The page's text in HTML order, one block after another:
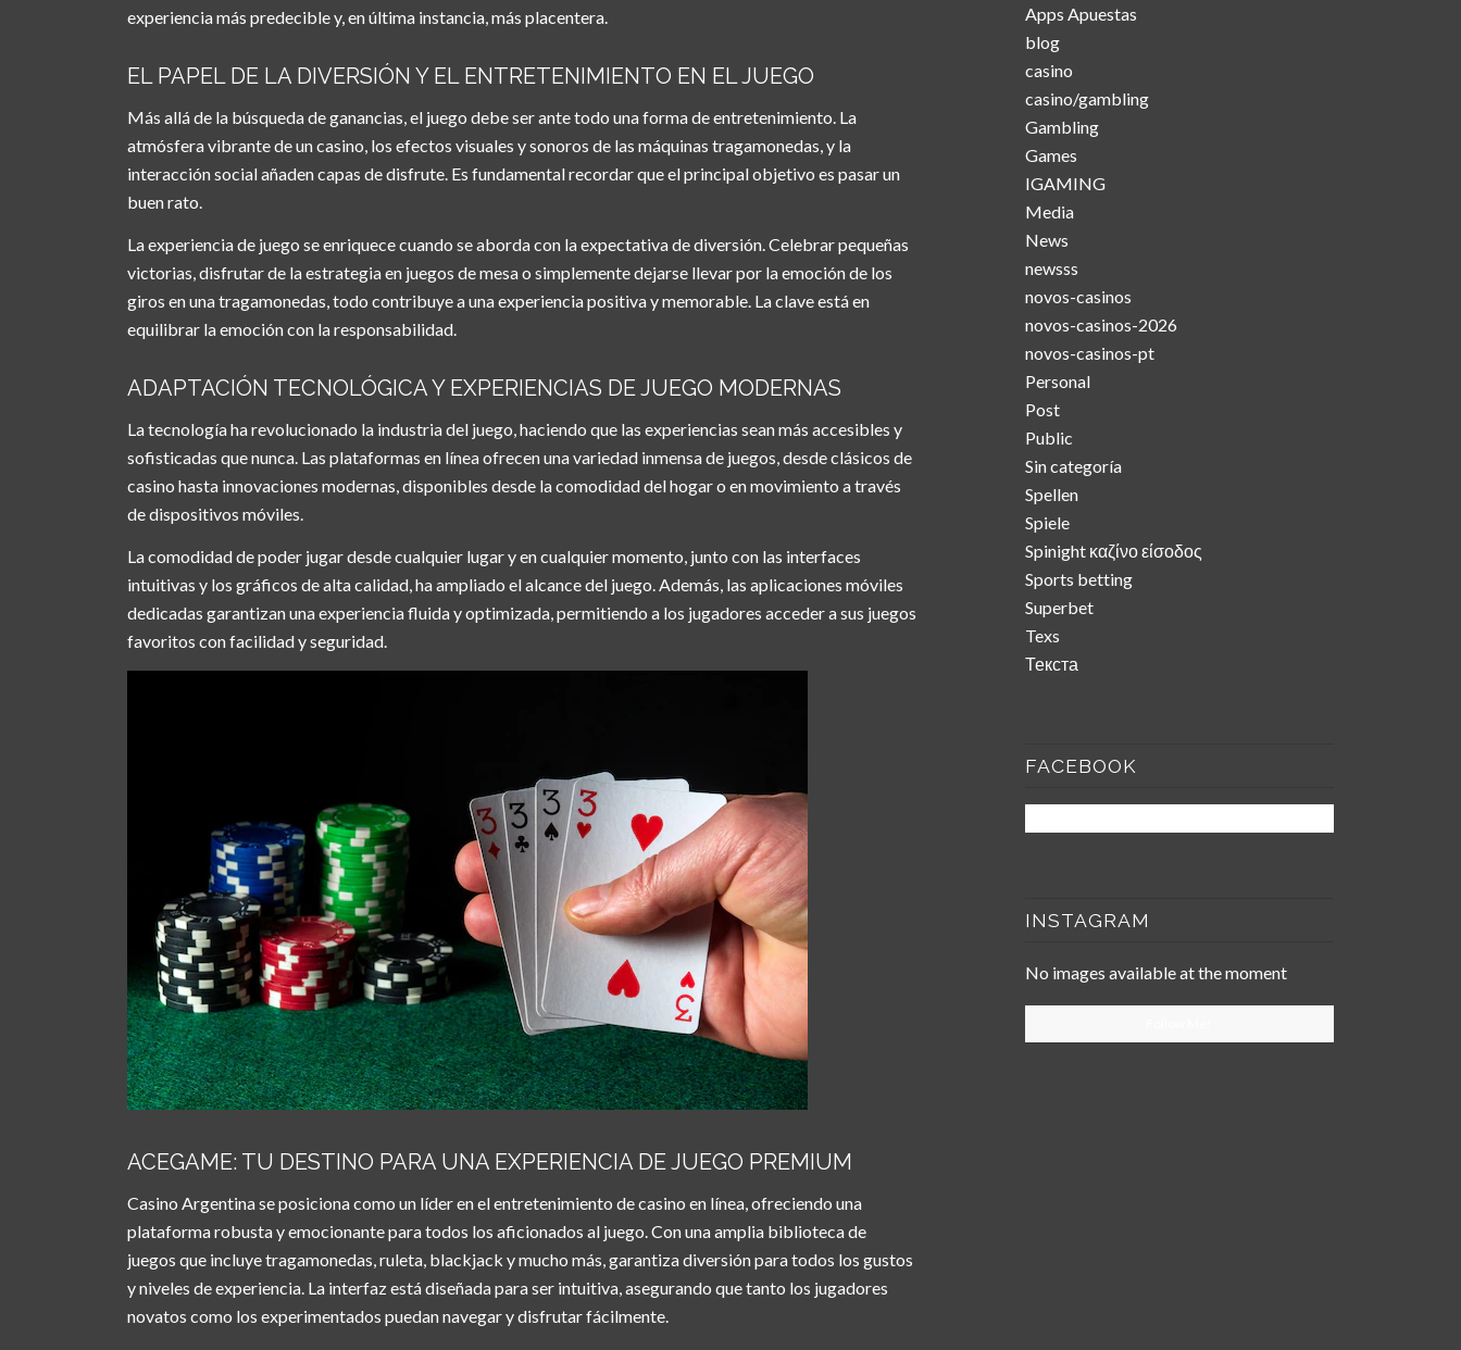
experiencia más predecible y, en última instancia, más placentera.
EL PAPEL DE LA DIVERSIÓN Y EL ENTRETENIMIENTO EN EL JUEGO
Más allá de la búsqueda de ganancias, el juego debe ser ante todo una forma de entretenimiento. La
atmósfera vibrante de un casino, los efectos visuales y sonoros de las máquinas tragamonedas, y la
interacción social añaden capas de disfrute. Es fundamental recordar que el principal objetivo es pasar un
buen rato.
La experiencia de juego se enriquece cuando se aborda con la expectativa de diversión. Celebrar pequeñas
victorias, disfrutar de la estrategia en juegos de mesa o simplemente dejarse llevar por la emoción de los
giros en una tragamonedas, todo contribuye a una experiencia positiva y memorable. La clave está en
equilibrar la emoción con la responsabilidad.
ADAPTACIÓN TECNOLÓGICA Y EXPERIENCIAS DE JUEGO MODERNAS
La tecnología ha revolucionado la industria del juego, haciendo que las experiencias sean más accesibles y
sofisticadas que nunca. Las plataformas en línea ofrecen una variedad inmensa de juegos, desde clásicos de
casino hasta innovaciones modernas, disponibles desde la comodidad del hogar o en movimiento a través
de dispositivos móviles.
La comodidad de poder jugar desde cualquier lugar y en cualquier momento, junto con las interfaces
intuitivas y los gráficos de alta calidad, ha ampliado el alcance del juego. Además, las aplicaciones móviles
dedicadas garantizan una experiencia fluida y optimizada, permitiendo a los jugadores acceder a sus juegos
favoritos con facilidad y seguridad.
ACEGAME: TU DESTINO PARA UNA EXPERIENCIA DE JUEGO PREMIUM
Casino Argentina se posiciona como un líder en el entretenimiento de casino en línea, ofreciendo una
plataforma robusta y emocionante para todos los aficionados al juego. Con una amplia biblioteca de
juegos que incluye tragamonedas, ruleta, blackjack y mucho más, garantiza diversión para todos los gustos
y niveles de experiencia. La interfaz está diseñada para ser intuitiva, asegurando que tanto los jugadores
novatos como los experimentados puedan navegar y disfrutar fácilmente.
Apps Apuestas
blog
casino
casino/gambling
Gambling
Games
IGAMING
Media
News
newsss
novos-casinos
novos-casinos-2026
novos-casinos-pt
Personal
Post
Public
Sin categoría
Spellen
Spiele
Spinight καζίνο είσοδος
Sports betting
Superbet
Texs
Текста
FACEBOOK
INSTAGRAM
No images available at the moment